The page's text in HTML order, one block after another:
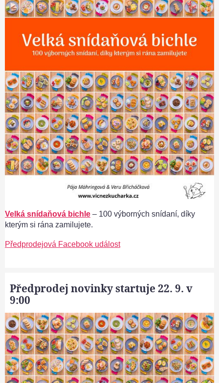
Velká snídaňová bichle – 100 výborných snídaní, díky
kterým si rána zamilujete.
Předprodejová Facebook událost
Předprodej novinky startuje 22. 9. v
9:00